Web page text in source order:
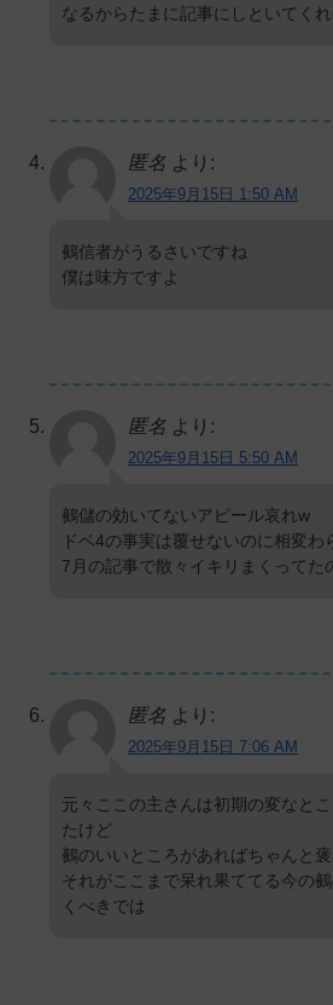
なるからたまに記事にしといてく
匿名 より:
2025年9月15日 1:50 AM
鵺信者がうるさいですね
僕は味方ですよ
匿名 より:
2025年9月15日 5:50 AM
鵺儲の効いてないアピール哀れw
ドベ4の事実は覆せないのに相変わ
7月の記事で散々イキリまくってた
匿名 より:
2025年9月15日 7:06 AM
元々ここの主さんは初期の変なと
たけど
鵺のいいところがあればちゃんと
それがここまで呆れ果ててる今の
くべきでは